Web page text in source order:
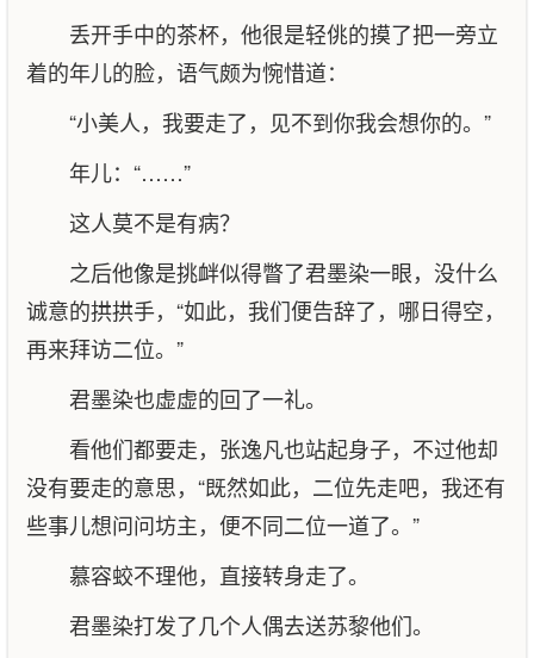
丢开手中的茶杯，他很是轻佻的摸了把一旁立
着的年儿的脸，语气颇为惋惜道：
“小美人，我要走了，见不到你我会想你的。”
年儿：“……”
这人莫不是有病？
之后他像是挑衅似得瞥了君墨染一眼，没什么
诚意的拱拱手，“如此，我们便告辞了，哪日得空，
再来拜访二位。”
君墨染也虚虚的回了一礼。
看他们都要走，张逸凡也站起身子，不过他却
没有要走的意思，“既然如此，二位先走吧，我还有
些事儿想问问坊主，便不同二位一道了。”
慕容蛟不理他，直接转身走了。
君墨染打发了几个人偶去送苏黎他们。